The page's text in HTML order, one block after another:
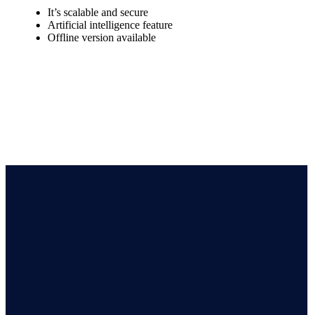
It’s scalable and secure
Artificial intelligence feature
Offline version available